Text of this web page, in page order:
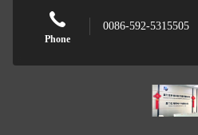
Phone
0086-592-5315505